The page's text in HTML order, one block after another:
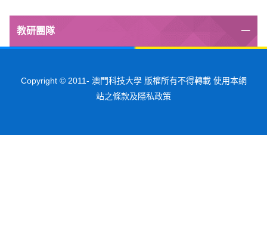
教研團隊
Copyright © 2011- 澳門科技大學 版權所有不得轉載 使用本網
站之條款及隱私政策